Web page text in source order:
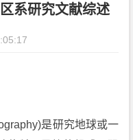
系研究文献综述
是研究地球或一